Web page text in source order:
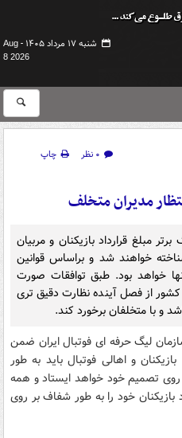
شنبه ۱۷ مرداد ۱۴۰۵ -
Aug
8 2026
۰ نظر
چاپ
مدیران متخلف
مبلغ قرارداد بازیکنان و مربیان
خواهند شد و براساس قوانین
خواهد بود. طبق توافقات صورت
از فصل آینده نظارت دقیق تری
و با متخلفان برخورد کند.
لیگ حرفه ای فوتبال ایران ضمن
و اهالی فوتبال باید به طور
تصمیم خود خواهد ایستاد و همه
خود را به طور شفاف بر روی